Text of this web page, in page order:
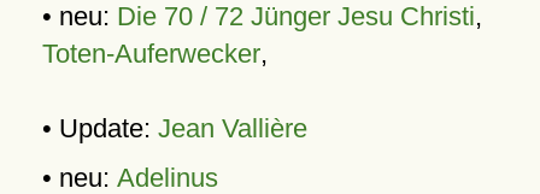
• neu: Die 70 / 72 Jünger Jesu Christi,
Toten-Auferwecker,
• Update: Jean Vallière
• neu: Adelinus